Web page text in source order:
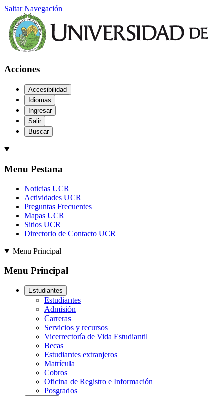
Saltar Navegación
Acciones
Accesibilidad
Idiomas
Ingresar
Salir
Buscar
Menu Pestana
Noticias UCR
Actividades UCR
Preguntas Frecuentes
Mapas UCR
Sitios UCR
Directorio de Contacto UCR
Menu Principal
Menu Principal
Estudiantes
Estudiantes
Admisión
Carreras
Servicios y recursos
Vicerrectoría de Vida Estudiantil
Becas
Estudiantes extranjeros
Matrícula
Cobros
Oficina de Registro e Información
Posgrados